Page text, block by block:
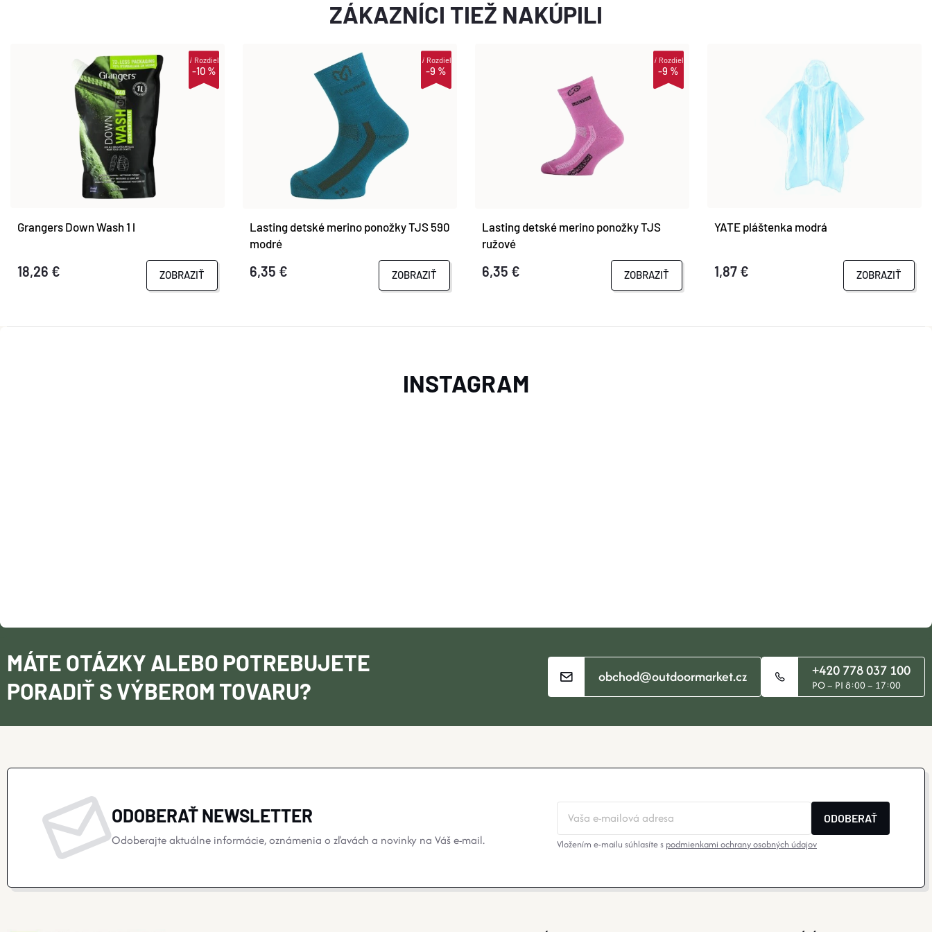
ZÁKAZNÍCI TIEŽ NAKÚPILI
-10 %
iRozdiel
Grangers Down Wash 1 l
18,26 € ZOBRAZIŤ
-9 %
iRozdiel
Lasting detské merino ponožky TJS 590
modré
6,35 € ZOBRAZIŤ
-9 %
iRozdiel
Lasting detské merino ponožky TJS
ružové
6,35 € ZOBRAZIŤ
YATE pláštenka modrá
1,87 € ZOBRAZIŤ
MÁTE OTÁZKY ALEBO POTREBUJETE
PORADIŤ S VÝBEROM TOVARU?
obchod@outdoormarket.cz +420 778 037 100
PO – PI 8:00 – 17:00
INSTAGRAM
ODOBERAŤ NEWSLETTER
Odoberajte aktuálne informácie, oznámenia o zľavách a novinky na Váš e-mail.
ODOBERAŤ
Vložením e-mailu súhlasíte s podmienkami ochrany osobných údajov